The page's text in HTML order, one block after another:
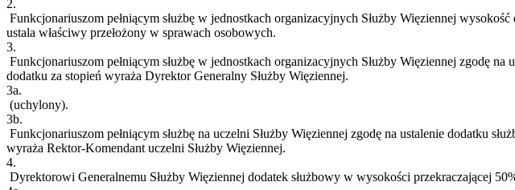
2.
Funkcjonariuszom pełniącym służbę w jednostkach organizacyjnych Służby Więziennej
ustala właściwy przełożony w sprawach osobowych.
3.
Funkcjonariuszom pełniącym służbę w jednostkach organizacyjnych Służby Więziennej zgodę
dodatku za stopień wyraża Dyrektor Generalny Służby Więziennej.
3a.
(uchylony).
3b.
Funkcjonariuszom pełniącym służbę na uczelni Służby Więziennej zgodę na ustalenie dodatku
wyraża Rektor-Komendant uczelni Służby Więziennej.
4.
Dyrektorowi Generalnemu Służby Więziennej dodatek służbowy w wysokości przekraczającej